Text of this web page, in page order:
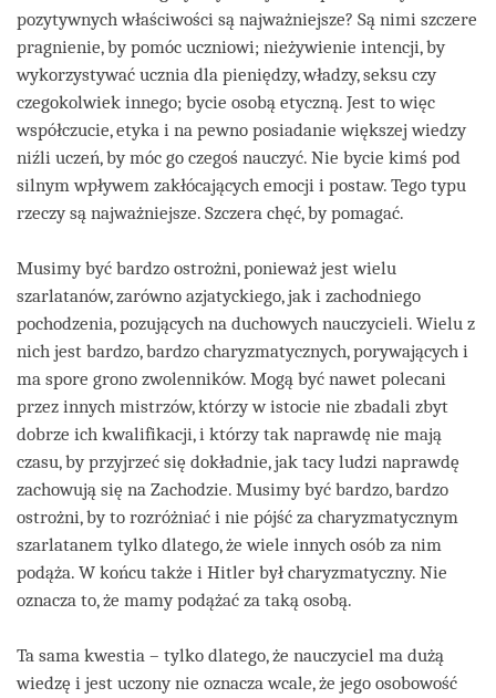
pozytywnych właściwości są najważniejsze? Są nimi szczere
pragnienie, by pomóc uczniowi; nieżywienie intencji, by
wykorzystywać ucznia dla pieniędzy, władzy, seksu czy
czegokolwiek innego; bycie osobą etyczną. Jest to więc
współczucie, etyka i na pewno posiadanie większej wiedzy
niźli uczeń, by móc go czegoś nauczyć. Nie bycie kimś pod
silnym wpływem zakłócających emocji i postaw. Tego typu
rzeczy są najważniejsze. Szczera chęć, by pomagać.
Musimy być bardzo ostrożni, ponieważ jest wielu
szarlatanów, zarówno azjatyckiego, jak i zachodniego
pochodzenia, pozujących na duchowych nauczycieli. Wielu z
nich jest bardzo, bardzo charyzmatycznych, porywających i
ma spore grono zwolenników. Mogą być nawet polecani
przez innych mistrzów, którzy w istocie nie zbadali zbyt
dobrze ich kwalifikacji, i którzy tak naprawdę nie mają
czasu, by przyjrzeć się dokładnie, jak tacy ludzi naprawdę
zachowują się na Zachodzie. Musimy być bardzo, bardzo
ostrożni, by to rozróżniać i nie pójść za charyzmatycznym
szarlatanem tylko dlatego, że wiele innych osób za nim
podąża. W końcu także i Hitler był charyzmatyczny. Nie
oznacza to, że mamy podążać za taką osobą.
Ta sama kwestia – tylko dlatego, że nauczyciel ma dużą
wiedzę i jest uczony nie oznacza wcale, że jego osobowość